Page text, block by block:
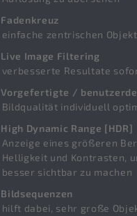
Fadenkreuz
einfache zentrischen
Live Image Filtering
verbesserte Resultate
Vorgefertigte /
Bildqualität individuell
High Dynamic Range [HDR]
Anzeige eines größeren
Helligkeit und Kontrasten,
besser sichtbar zu machen
Bildsequenzen
hilft dabei, sehr große